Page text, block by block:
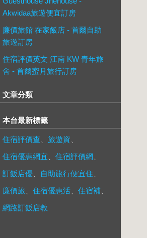
Akwidaa旅遊便宜訂房
廉價旅館 在家飯店 - 首爾自助
旅遊訂房
住宿評價英文 江南 KW 青年旅
舍 - 首爾蜜月旅行訂房
文章分類
本台最新標籤
住宿評價查 旅遊資
住宿優惠網宜
住宿評價網
訂飯店優
自助旅行便宜住
廉價旅
住宿優惠活 住宿補
網路訂飯店教